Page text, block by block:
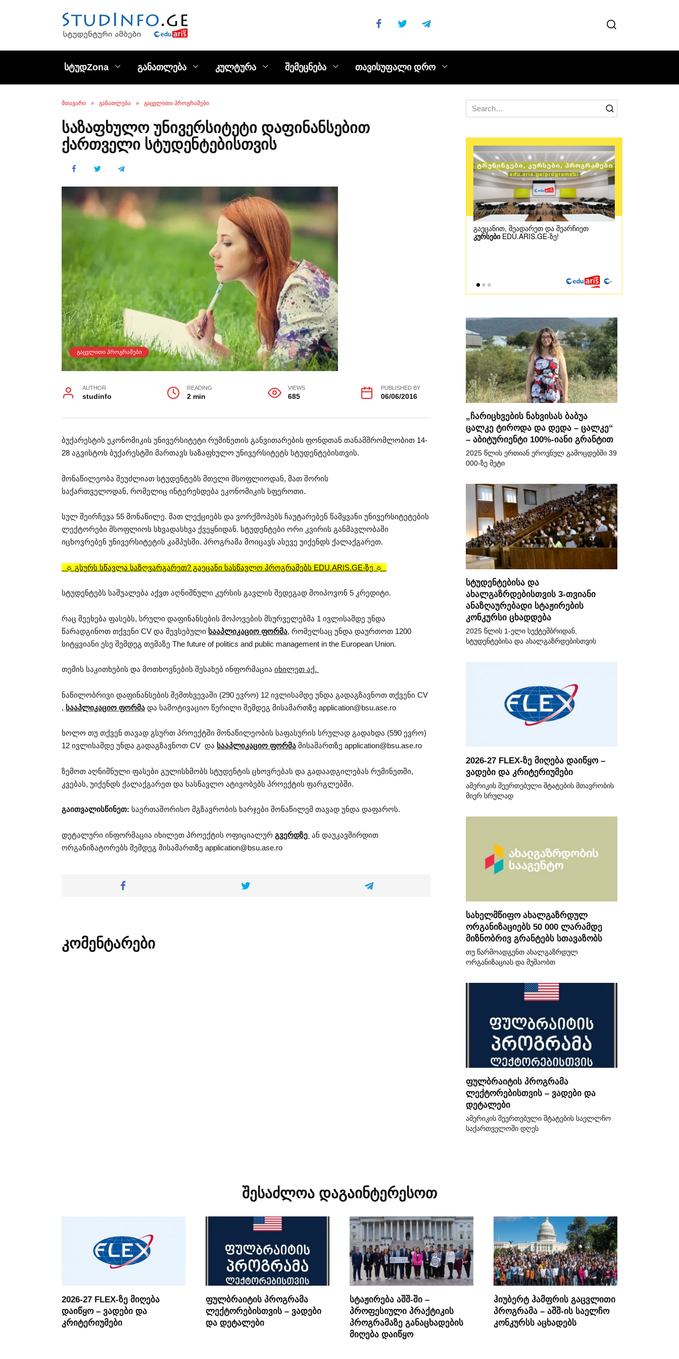
სტუდZona განათლება კულტურა შემეცნება თავისუფალი დრო
ᲛᲗᲐᲕᲐᲠᲘ » ᲒᲐᲜᲐᲗᲚᲔᲑᲐ » ᲒᲐᲪᲕᲚᲘᲗᲘ ᲞᲠᲝᲒᲠᲐᲛᲔᲑᲘ
საზაფხულო უნივერსიტეტი დაფინანსებით
ქართველი სტუდენტებისთვის
ᲒᲐᲪᲕᲚᲘᲗᲘ ᲞᲠᲝᲒᲠᲐᲛᲔᲑᲘ
AUTHOR
studinfo
READING
2 min
VIEWS
685
PUBLISHED BY
06/06/2016
ბუქარესტის ეკონომიკის უნივერსიტეტი რუმინეთის განვითარების ფონდთან თანამშრომლობით 14-
28 აგვისტოს ბუქარესტში მართავს საზაფხულო უნივერსიტეტს სტუდენტებისთვის.
მონაწილეობა შეუძლიათ სტუდენტებს მთელი მსოფლიოდან, მათ შორის
საქართველოდან, რომელიც ინტერესდება ეკონომიკის სფეროთი.
სულ შეირჩევა 55 მონაწილე. მათ ლექციებს და ვორქშოპებს ჩაუტარებენ წამყვანი უნივერსიტეტების
ლექტორები მსოფლიოს სხვადასხვა ქვეყნიდან. სტუდენტები ორი კვირის განმავლობაში
იცხოვრებენ უნივერსიტეტის კამპუსში. პროგრამა მოიცავს ასევე უიქენდს ქალაქგარეთ.
☼ გსურს სწავლა საზღვარგარეთ? გაეცანი სასწავლო პროგრამებს EDU.ARIS.GE-ზე ☼
სტუდენტებს საშუალება აქვთ აღნიშნული კურსის გავლის შედეგად მოიპოვონ 5 კრედიტი.
რაც შეეხება ფასებს, სრული დაფინანსების მოპოვების მსურველებმა 1 ივლისამდე უნდა
წარადგინოთ თქვენი CV და შევსებული სააპლიკაციო ფორმა, რომელსაც უნდა დაურთოთ 1200
სიტყვიანი ესე შემდეგ თემაზე The future of politics and public management in the European Union.
თემის საკითხების და მოთხოვნების შესახებ ინფორმაცია იხილეთ აქ.
ნაწილობრივი დაფინანსების შემთხვევაში (290 ევრო) 12 ივლისამდე უნდა გადაგზავნოთ თქვენი CV
, სააპლიკაციო ფორმა და სამოტივაციო წერილი შემდეგ მისამართზე application@bsu.ase.ro
ხოლო თუ თქვენ თავად გსურთ პროექტში მონაწილეობის საფასურის სრულად გადახდა (590 ევრო)
12 ივლისამდე უნდა გადაგზავნოთ CV და სააპლიკაციო ფორმა მისამართზე application@bsu.ase.ro
ზემოთ აღნიშნული ფასები გულისხმობს სტუდენტის ცხოვრებას და გადაადგილებას რუმინეთში,
კვებას, უიქენდს ქალაქგარეთ და სასწავლო ატივობებს პროექტის ფარგლებში.
გაითვალისწინეთ: საერთაშორისო მგზავრობის ხარჯები მონაწილემ თავად უნდა დაფაროს.
დეტალური ინფორმაცია იხილეთ პროექტის ოფიციალურ გვერდზე ან დაუკავშირდით
ორგანიზატორებს შემდეგ მისამართზე application@bsu.ase.ro
კომენტარები
Search
for:
„ჩარიცხვების ნახვისას ბაბუა
ცალკე ტიროდა და დედა – ცალკე“
– აბიტურიენტი 100%-იანი გრანტით
2025 წლის ერთიან ეროვნულ გამოცდებში 39
000-ზე მეტი
სტუდენტებისა და
ახალგაზრდებისთვის 3-თვიანი
ანაზღაურებადი სტაჟირების
კონკურსი ცხადდება
2025 წლის 1-ელი სექტემბრიდან,
სტუდენტებისა და ახალგაზრდებისთვის
2026-27 FLEX-ზე მიღება დაიწყო –
ვადები და კრიტერიუმები
ამერიკის შეერთებული შტატების მთავრობის
მიერ სრულად
სახელმწიფო ახალგაზრდულ
ორგანიზაციებს 50 000 ლარამდე
მიზნობრივ გრანტებს სთავაზობს
თუ წარმოადგენთ ახალგაზრდულ
ორგანიზაციას და მუშაობთ
ფულბრაიტის პროგრამა
ლექტორებისთვის – ვადები და
დეტალები
ამერიკის შეერთებული შტატების საელლჩო
საქართველოში დღეს
შესაძლოა დაგაინტერესოთ
2026-27 FLEX-ზე მიღება
დაიწყო – ვადები და
კრიტერიუმები
ფულბრაიტის პროგრამა
ლექტორებისთვის – ვადები
და დეტალები
სტაჟირება აშშ-ში –
პროფესიული პრაქტიკის
პროგრამაზე განაცხადების
მიღება დაიწყო
ჰიუბერტ ჰამფრის გაცვლითი
პროგრამა – აშშ-ის საელჩო
კონკურსს აცხადებს